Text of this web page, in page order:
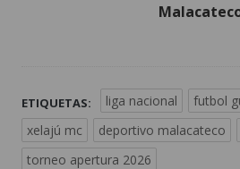
ETIQUETAS: liga nacional
futbol
xelajú mc
deportivo malacateco
torneo apertura 2026